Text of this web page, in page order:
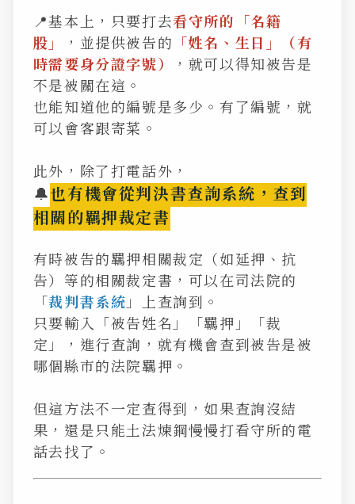
📍基本上，只要打去看守所的「名籍
股」
，並提供被告的 「姓名、生日」（有
時需要身分證字號）
，就可以得知被告是
不是被關在這。
也能知道他的編號是多少。有了編號，就
可以會客跟寄菜。
此外，除了打電話外，
🔔也有機會從判決書查詢系統，查到
相關的羈押裁定書
有時被告的羈押相關裁定（如延押、抗
告）等的相關裁定書，可以在司法院的
「裁判書系統」上查詢到。
只要輸入「被告姓名」「羈押」「裁
定」，進行查詢，就有機會查到被告是被
哪個縣市的法院羈押。
但這方法不一定查得到，如果查詢沒結
果，還是只能土法煉鋼慢慢打看守所的電
話去找了。